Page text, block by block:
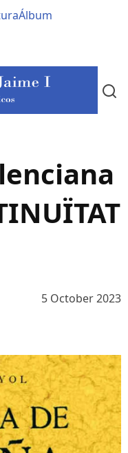
Álbum
5 October 2023